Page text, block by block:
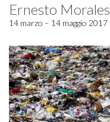
Ernesto Morales
14 marzo – 14 maggio 2017